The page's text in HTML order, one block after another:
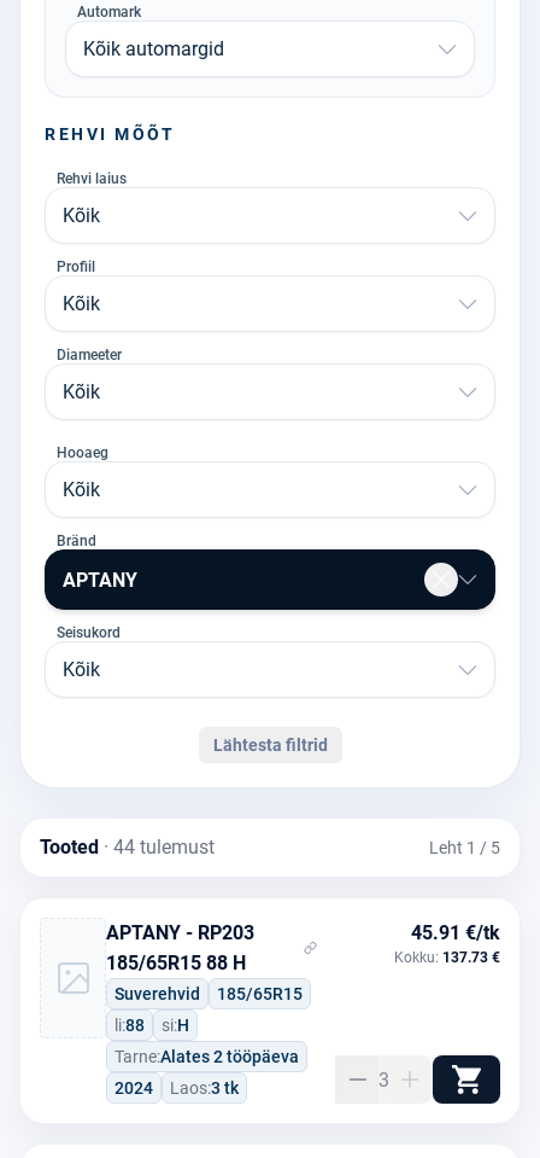
Automark
Kõik automargid
REHVI MÕÕT
Rehvi laius
Kõik
Profiil
Kõik
Diameeter
Kõik
Hooaeg
Kõik
Bränd
APTANY
Seisukord
Kõik
Lähtesta filtrid
Tooted · 44 tulemust Leht 1 / 5
APTANY - RP203
185/65R15 88 H
Suverehvid
185/65R15
li:88 si:H
Tarne:Alates 2 tööpäeva
2024
Laos:3 tk
45.91 €/tk
Kokku: 137.73 €
3